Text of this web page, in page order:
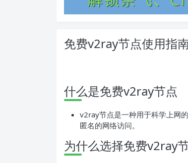
免费v2ray节点使用指
什么是免费v2ray节点
v2ray节点是一种用于科学上网
匿名的网络访问。
为什么选择免费v2ray